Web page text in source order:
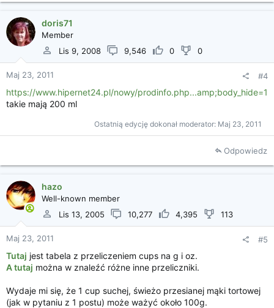
doris71
Member
Lis 9, 2008
9,546 0 0
Maj 23, 2011 #4
https://www.hipernet24.pl/nowy/prodinfo.php...amp;body_hide=1
takie mają 200 ml
Ostatnią edycję dokonał moderator: Maj 23, 2011
Odpowiedz
hazo
Well-known member
Lis 13, 2005
10,277 4,395 113
Maj 23, 2011 #5
Tutaj jest tabela z przeliczeniem cups na g i oz.
A tutaj można w znaleźć różne inne przeliczniki.
Wydaje mi się, że 1 cup suchej, świeżo przesianej mąki tortowej
(jak w pytaniu z 1 postu) może ważyć około 100g.